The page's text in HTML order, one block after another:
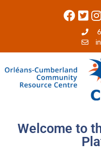
in
Welcome to